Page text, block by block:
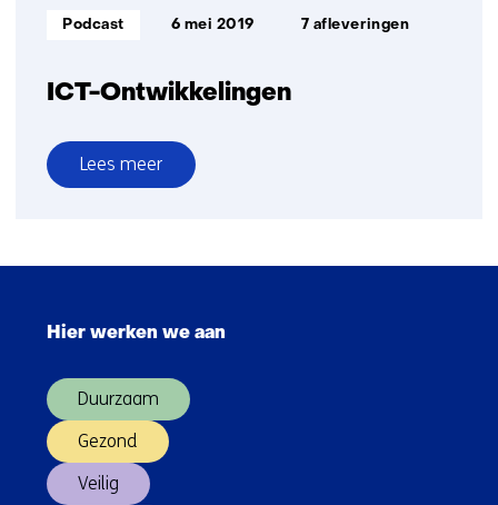
ICT-Ontwikkelingen
Informatietype:
Podcast 6 mei 2019 7 afleveringen
Lees meer
over
Hier werken we aan
Duurzaam
Gezond
Veilig